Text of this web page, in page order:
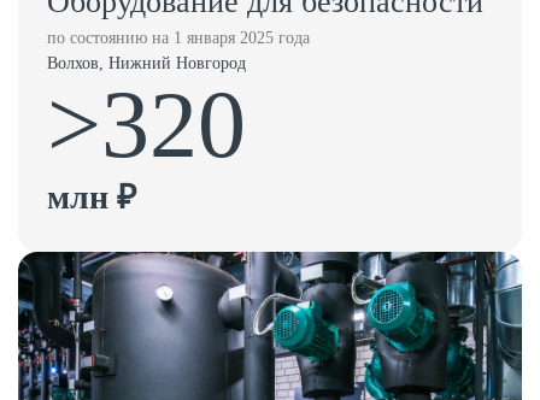
по состоянию на 1 января 2025 года
Волхов, Нижний Новгород
>320
млн ₽